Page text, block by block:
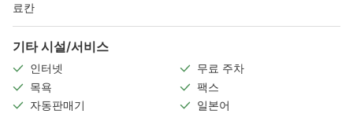
료칸
기타 시설/서비스
인터넷
무료 주차
목욕
팩스
자동판매기
일본어